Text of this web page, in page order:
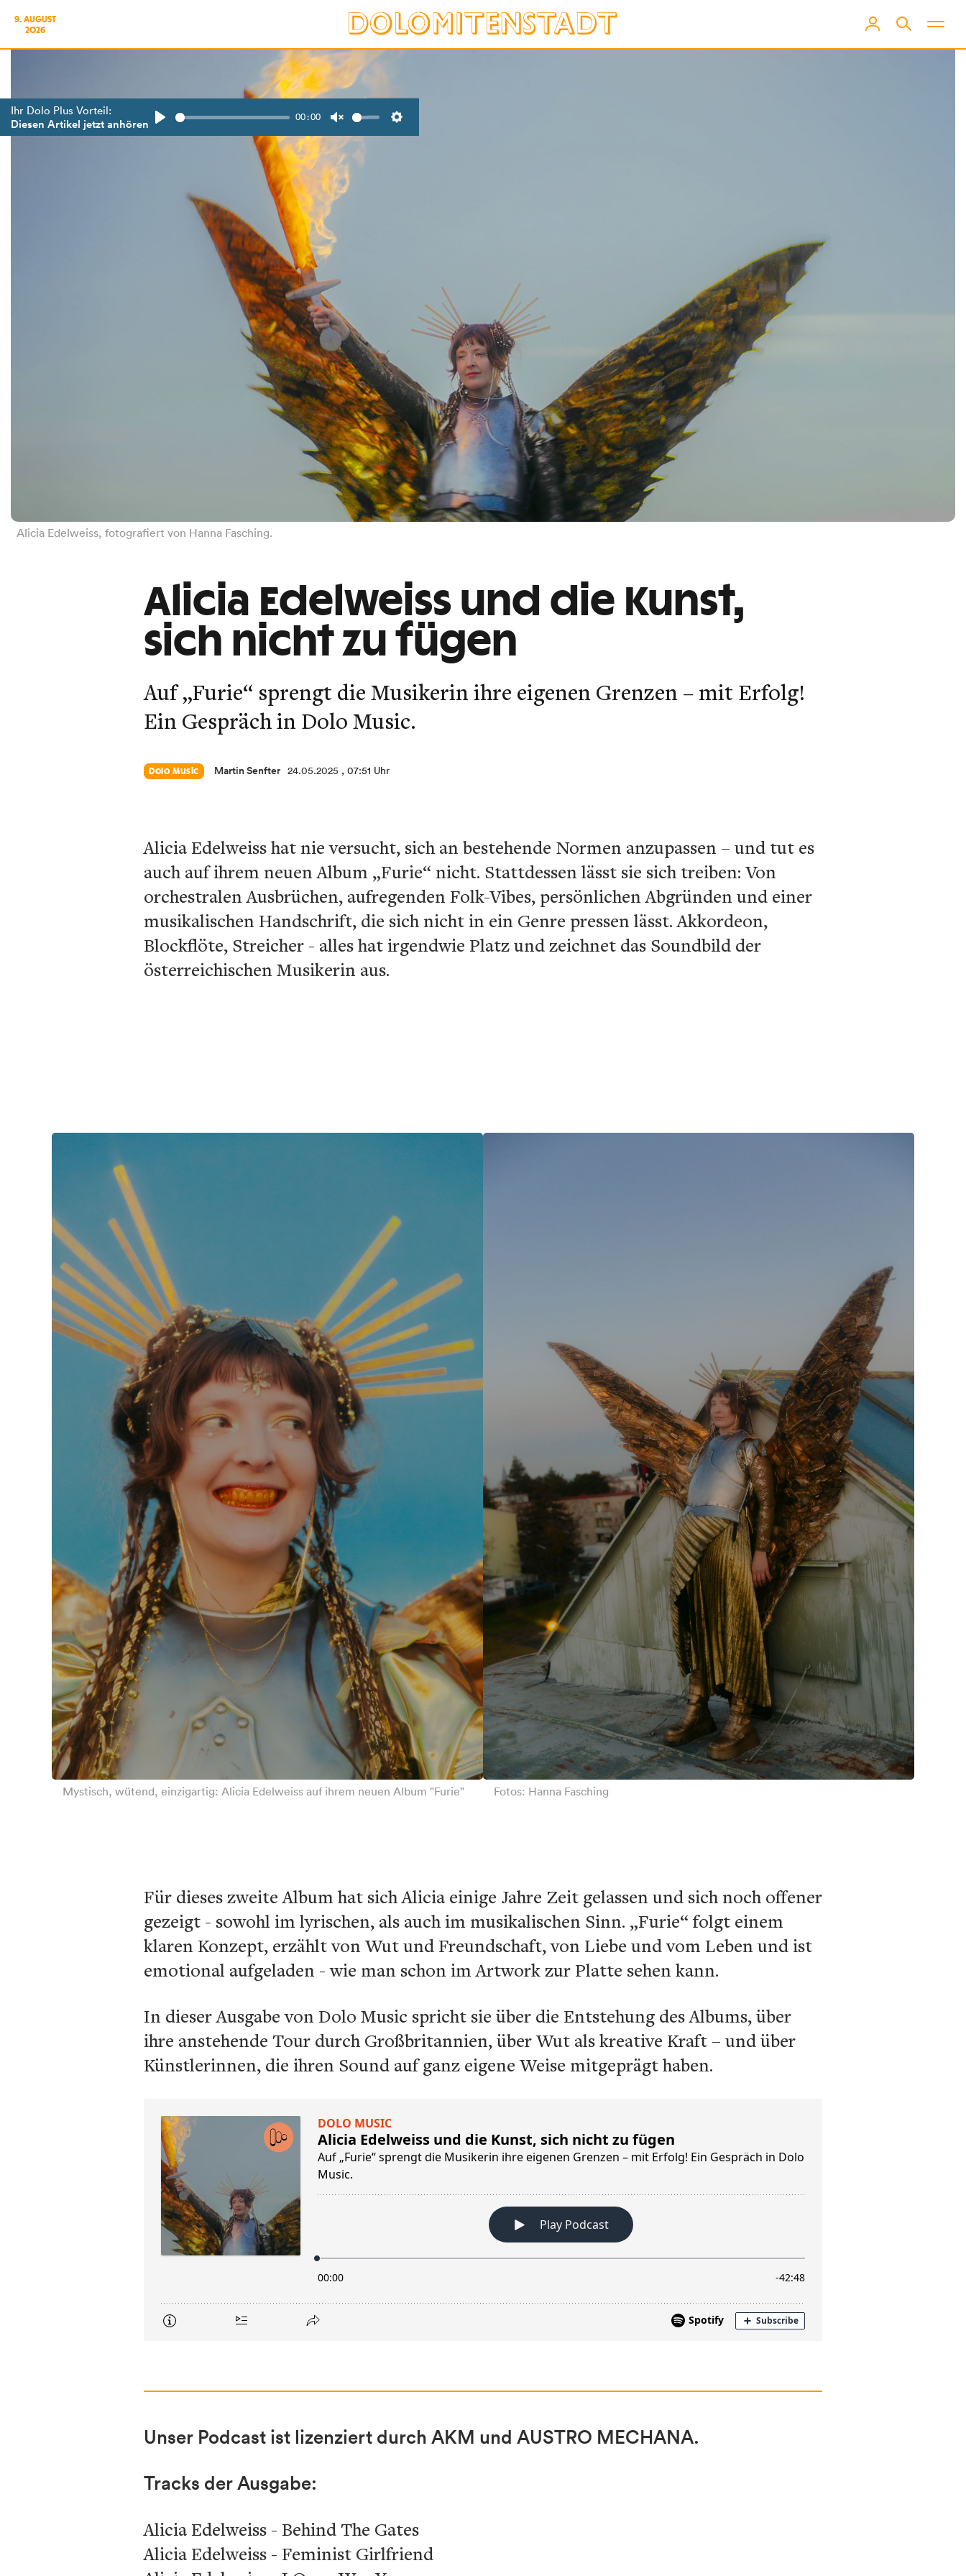
9. AUGUST
2026
Ihr Dolo Plus Vorteil:
Diesen Artikel jetzt anhören 00:00
Alicia Edelweiss, fotografiert von Hanna Fasching.
Alicia Edelweiss und die Kunst,
sich nicht zu fügen
Auf „Furie“ sprengt die Musikerin ihre eigenen Grenzen – mit Erfolg!
Ein Gespräch in Dolo Music.
Dolo Music Martin Senfter 24.05.2025 , 07:51 Uhr
Alicia Edelweiss hat nie versucht, sich an bestehende Normen anzupassen – und tut es
auch auf ihrem neuen Album „Furie“ nicht. Stattdessen lässt sie sich treiben: Von
orchestralen Ausbrüchen, aufregenden Folk-Vibes, persönlichen Abgründen und einer
musikalischen Handschrift, die sich nicht in ein Genre pressen lässt. Akkordeon,
Blockflöte, Streicher - alles hat irgendwie Platz und zeichnet das Soundbild der
österreichischen Musikerin aus.
Mystisch, wütend, einzigartig: Alicia Edelweiss auf ihrem neuen Album "Furie" Fotos: Hanna Fasching
Für dieses zweite Album hat sich Alicia einige Jahre Zeit gelassen und sich noch offener
gezeigt - sowohl im lyrischen, als auch im musikalischen Sinn. „Furie“ folgt einem
klaren Konzept, erzählt von Wut und Freundschaft, von Liebe und vom Leben und ist
emotional aufgeladen - wie man schon im Artwork zur Platte sehen kann.
In dieser Ausgabe von Dolo Music spricht sie über die Entstehung des Albums, über
ihre anstehende Tour durch Großbritannien, über Wut als kreative Kraft – und über
Künstlerinnen, die ihren Sound auf ganz eigene Weise mitgeprägt haben.
Unser Podcast ist lizenziert durch AKM und AUSTRO MECHANA.
Tracks der Ausgabe:
Alicia Edelweiss - Behind The Gates
Alicia Edelweiss - Feminist Girlfriend